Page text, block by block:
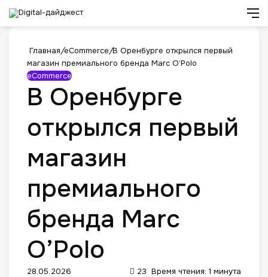
Главная/eCommerce/В Оренбурге открылся первый
магазин премиального бренда Marc O’Polo
eCommerce
В Оренбурге
открылся первый
магазин
премиального
бренда Marc
O’Polo
28.05.2026 23 Время чтения: 1 минута